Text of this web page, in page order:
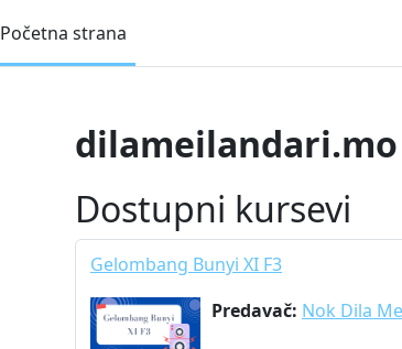
Početna strana
dilameilandari.mo
Dostupni kursevi
Gelombang Bunyi XI F3
Predavač: Nok Dila